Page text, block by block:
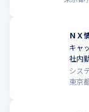
ＮＸ
キャ
社内
シス
東京